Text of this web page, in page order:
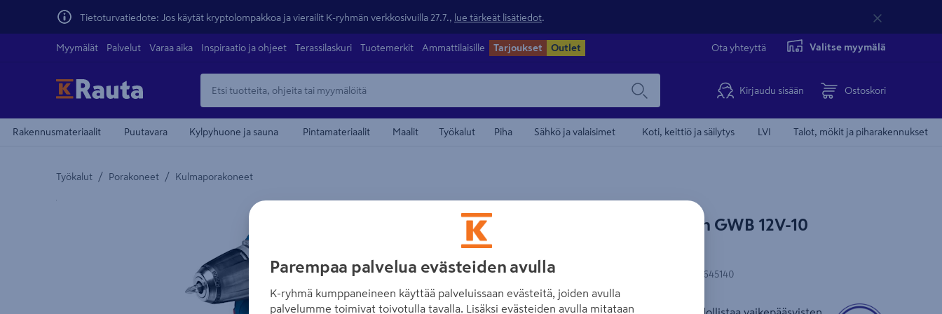
Tietoturvatiedote: Jos käytät kryptolompakkoa ja vierailit K-ryhmän verkkosivuilla 27.7., lue tärkeät lisätiedot
Myymälät Palvelut Varaa aika Inspiraatio ja ohjeet Terassilaskuri Tuotemerkit Ammattilaisille Tarjoukset Outlet Ota yhteyttä Valitse myymälä
Kirjaudu sisään Ostoskori
Rakennusmateriaalit Puutavara Kylpyhuone ja sauna Pintamateriaalit Maalit Työkalut Piha Sähkö ja valaisimet Koti, keittiö ja säilytys LVI Talot, mökit ja piharakennukset
Työkalut / Porakoneet / Kulmaporakoneet
Yksityiskohtainen kuvaus löytyy Tuotteen kuvaus -maamerkistä
Akkukulmaporakone Bosch GWB 12V-10
Tuotenumero: 3165140645140
Parempaa palvelua evästeiden avulla
K-ryhmä kumppaneineen käyttää palveluissaan evästeitä, joiden avulla
palvelumme toimivat toivotulla tavalla. Lisäksi evästeiden avulla mitataan